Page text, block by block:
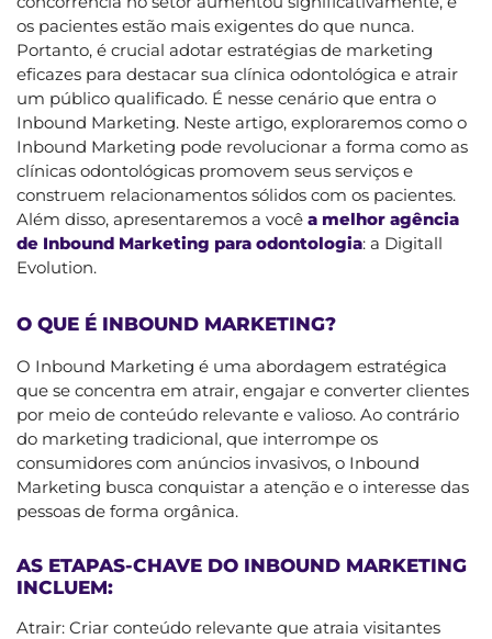
os pacientes estão mais exigentes do que nunca.
Portanto, é crucial adotar estratégias de marketing
eficazes para destacar sua clínica odontológica e atrair
um público qualificado. É nesse cenário que entra o
Inbound Marketing. Neste artigo, exploraremos como o
Inbound Marketing pode revolucionar a forma como as
clínicas odontológicas promovem seus serviços e
construem relacionamentos sólidos com os pacientes.
Além disso, apresentaremos a você a melhor agência
de Inbound Marketing para odontologia: a Digitall
Evolution.
O QUE É INBOUND MARKETING?
O Inbound Marketing é uma abordagem estratégica
que se concentra em atrair, engajar e converter clientes
por meio de conteúdo relevante e valioso. Ao contrário
do marketing tradicional, que interrompe os
consumidores com anúncios invasivos, o Inbound
Marketing busca conquistar a atenção e o interesse das
pessoas de forma orgânica.
AS ETAPAS-CHAVE DO INBOUND MARKETING
INCLUEM:
Atrair: Criar conteúdo relevante que atraia visitantes